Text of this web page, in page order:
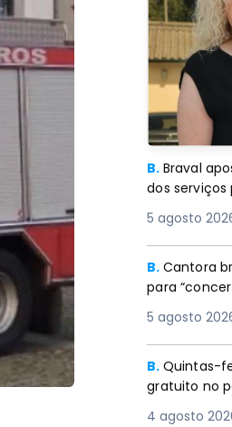
B. Braval
dos serviços
5 agosto
B. Cantora
para
5 agosto
B. Quintas-
gratuito no
4 agosto